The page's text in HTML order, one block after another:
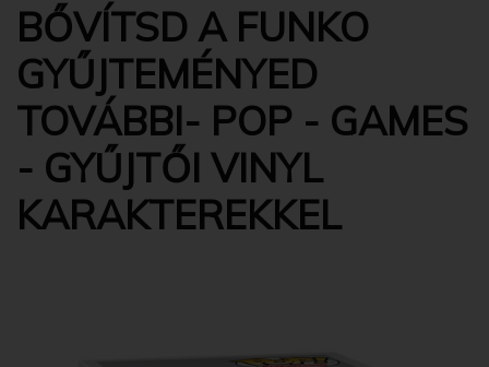
BŐVÍTSD A FUNKO
GYŰJTEMÉNYED
TOVÁBBI- POP - GAMES
- GYŰJTŐI VINYL
KARAKTEREKKEL